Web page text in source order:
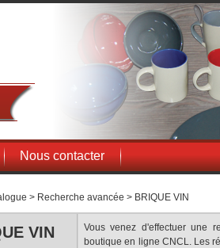
Nous contacter
> Recherche avancée > BRIQUE VIN
VIN Vous venez d'effectuer une
boutique en ligne CNCL. Les